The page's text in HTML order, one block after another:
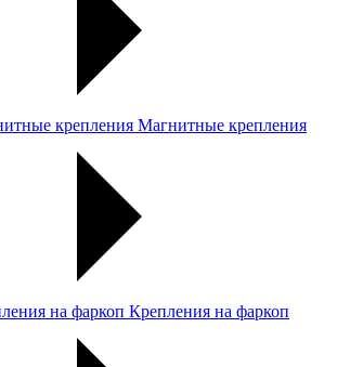
Магнитные крепления
Крепления на фаркоп